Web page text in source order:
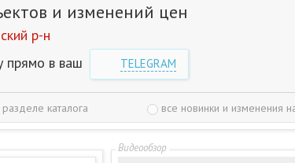
и изменений цен
р-н
прямо в ваш
TELEGRAM
каталога все новинки и изменения